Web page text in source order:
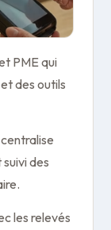
PME qui
des outils
centralise
des
les relevés